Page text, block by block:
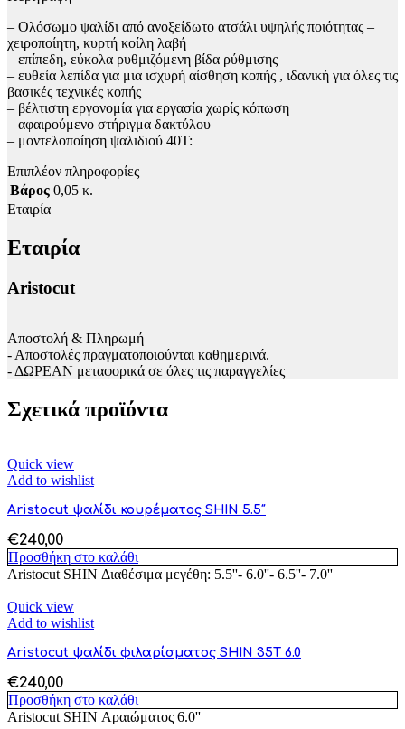
– Ολόσωμο ψαλίδι από ανοξείδωτο ατσάλι υψηλής ποιότητας –
χειροποίητη, κυρτή κοίλη λαβή
– επίπεδη, εύκολα ρυθμιζόμενη βίδα ρύθμισης
– ευθεία λεπίδα για μια ισχυρή αίσθηση κοπής , ιδανική για όλες τις
βασικές τεχνικές κοπής
– βέλτιστη εργονομία για εργασία χωρίς κόπωση
– αφαιρούμενο στήριγμα δακτύλου
– μοντελοποίηση ψαλιδιού 40T:
Επιπλέον πληροφορίες
Βάρος 0,05 κ.
Εταιρία
Εταιρία
Aristocut
Αποστολή & Πληρωμή
- Αποστολές πραγματοποιούνται καθημερινά.
- ΔΩΡΕΑΝ μεταφορικά σε όλες τις παραγγελίες
Σχετικά προϊόντα
Quick view
Add to wishlist
Aristocut ψαλίδι κουρέματος SHIN 5.5″
€240,00
Προσθήκη στο καλάθι
Aristocut SHIN Διαθέσιμα μεγέθη: 5.5''- 6.0''- 6.5''- 7.0''
Quick view
Add to wishlist
Aristocut ψαλίδι φιλαρίσματος SHIN 35T 6.0
€240,00
Προσθήκη στο καλάθι
Aristocut SHIN Αραιώματος 6.0''